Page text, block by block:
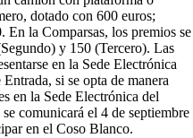
dotado con 600 euros;
En la Comparsas, los premios se
y 150 (Tercero). Las
en la Sede Electrónica
si se opta de manera
en la Sede Electrónica del
comunicará el 4 de septiembre
en el Coso Blanco.